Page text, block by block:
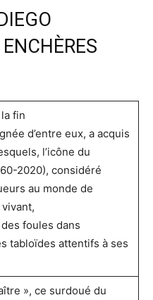
fin
d’entre eux, a acquis
l’icône du
2020), considéré
au monde de
foules dans
tabloïdes attentifs à ses
», ce surdoué du